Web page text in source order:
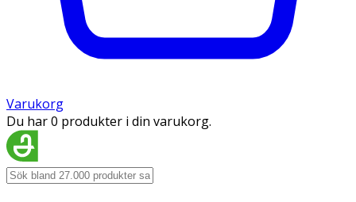
Varukorg
Du har 0 produkter i din varukorg.